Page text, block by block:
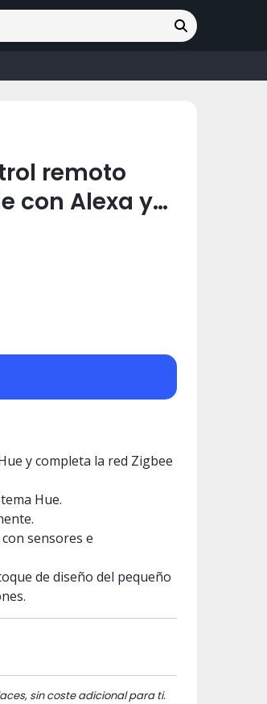
remoto
con Alexa y
y completa la red Zigbee
Hue.
sensores e
de diseño del pequeño
sin coste adicional para ti.